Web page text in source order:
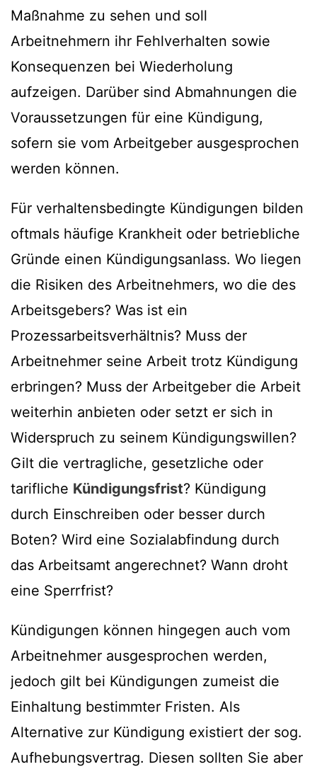
Maßnahme zu sehen und soll
Arbeitnehmern ihr Fehlverhalten sowie
Konsequenzen bei Wiederholung
aufzeigen. Darüber sind Abmahnungen die
Voraussetzungen für eine Kündigung,
sofern sie vom Arbeitgeber ausgesprochen
werden können.
Für verhaltensbedingte Kündigungen bilden
oftmals häufige Krankheit oder betriebliche
Gründe einen Kündigungsanlass. Wo liegen
die Risiken des Arbeitnehmers, wo die des
Arbeitsgebers? Was ist ein
Prozessarbeitsverhältnis? Muss der
Arbeitnehmer seine Arbeit trotz Kündigung
erbringen? Muss der Arbeitgeber die Arbeit
weiterhin anbieten oder setzt er sich in
Widerspruch zu seinem Kündigungswillen?
Gilt die vertragliche, gesetzliche oder
tarifliche Kündigungsfrist? Kündigung
durch Einschreiben oder besser durch
Boten? Wird eine Sozialabfindung durch
das Arbeitsamt angerechnet? Wann droht
eine Sperrfrist?
Kündigungen können hingegen auch vom
Arbeitnehmer ausgesprochen werden,
jedoch gilt bei Kündigungen zumeist die
Einhaltung bestimmter Fristen. Als
Alternative zur Kündigung existiert der sog.
Aufhebungsvertrag. Diesen sollten Sie aber